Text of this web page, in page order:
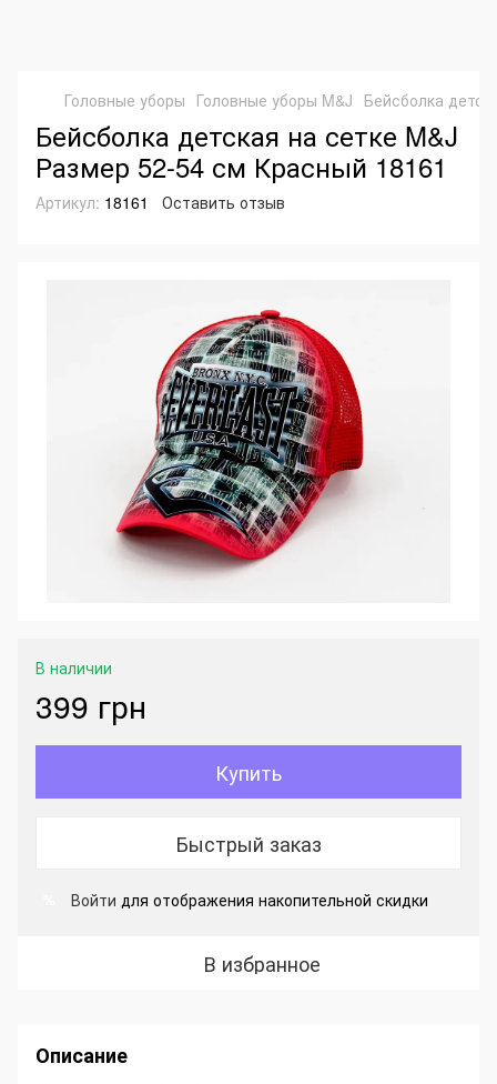
Головные уборы Головные уборы M&J Бейсболка
Бейсболка детская на сетке M&J
Размер 52-54 см Красный 18161
Артикул: 18161 Оставить отзыв
В наличии
399 грн
Купить
Быстрый заказ
Войти для отображения накопительной скидки
В избранное
Описание